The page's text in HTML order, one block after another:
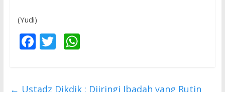
(Yudi)
F T W
← Ustadz Dikdik : Diiringi Ibadah yang Rutin